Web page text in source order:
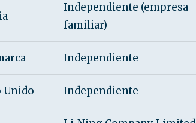
Independiente (empresa
familiar)
Independiente
Unido Independiente